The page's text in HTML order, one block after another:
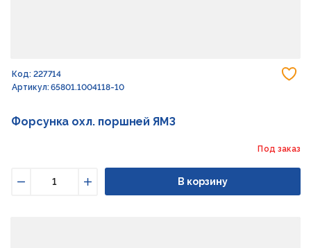
Код: 227714
Артикул: 65801.1004118-10
Форсунка охл. поршней ЯМЗ
Под заказ
Увеличить
В корзину